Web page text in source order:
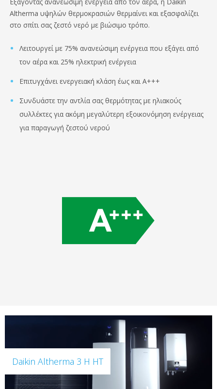
Altherma υψηλών θερμοκρασιών θερμαίνει και εξασφαλίζει
στο σπίτι σας ζεστό νερό με βιώσιμο τρόπο.
Λειτουργεί με 75% ανανεώσιμη ενέργεια που εξάγει από
τον αέρα και 25% ηλεκτρική ενέργεια
Επιτυγχάνει ενεργειακή κλάση έως και A+++
Συνδυάστε την αντλία σας θερμότητας με ηλιακούς
συλλέκτες για ακόμη μεγαλύτερη εξοικονόμηση ενέργειας
για παραγωγή ζεστού νερού
Daikin Altherma 3 H HT